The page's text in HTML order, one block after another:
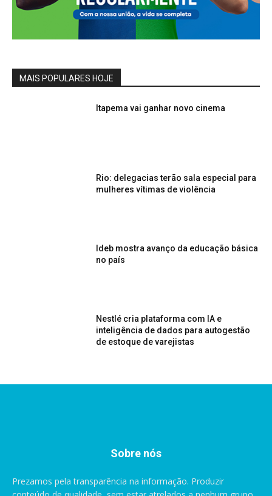
MAIS POPULARES HOJE
Itapema vai ganhar novo cinema
Rio: delegacias terão sala especial para
mulheres vítimas de violência
Ideb mostra avanço da educação básica
no país
Nestlé cria plataforma com IA e
inteligência de dados para autogestão
de estoque de varejistas
Sobre nós
Prezamos pela transparência na informação. Produzir